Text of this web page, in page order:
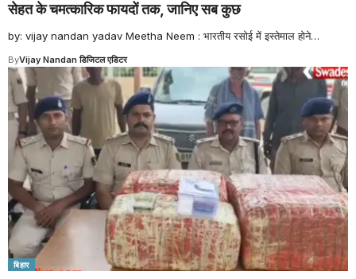
सेहत के चमत्कारिक फायदों तक, जानिए सब कुछ
by: vijay nandan yadav Meetha Neem : भारतीय रसोई में इस्तेमाल होने…
ByVijay Nandan डिजिटल एडिटर
बिहार